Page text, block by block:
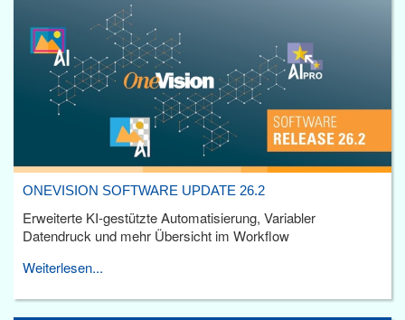
ONEVISION SOFTWARE UPDATE 26.2
Erweiterte KI-gestützte Automatisierung, Variabler
Datendruck und mehr Übersicht im Workflow
Weiterlesen...